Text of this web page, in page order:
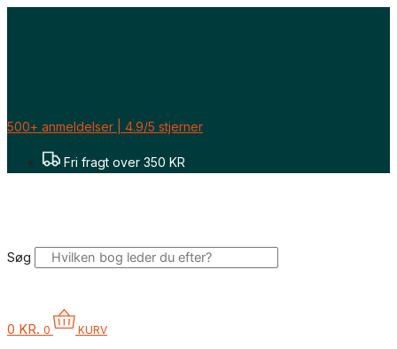
Gå
500+ anmeldelser | 4.9/5 stjerner
Fri fragt over 350 KR
Søg
0 KR. 0 KURV